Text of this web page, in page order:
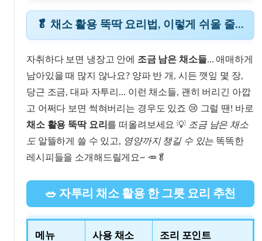
🥬 채소 활용 뚝딱 요리법, 이렇게 쉬울 줄이야!
자취하다 보면 냉장고 안에 조금 남은 채소들… 애매하게
남아있을 때 많지 않나요? 양파 반 개, 시든 깻잎 몇 장,
당근 조금, 대파 자투리… 이런 채소들, 괜히 버리긴 아깝
고 어쩌다 보면 썩혀버리는 경우도 있죠 😢 그럴 땐! 바로
채소 활용 뚝딱 요리 를 떠올려보세요 💡 조금 남은 채소
도알뜰하게 쓸 수 있고, 영양까지 챙길 수 있는 똑똑한
레시피들을 소개해드릴게요~ 🥕🥬
🥗 자투리 채소 활용 한 그릇 요리 추천
메뉴 사용 채소 조리 포인트